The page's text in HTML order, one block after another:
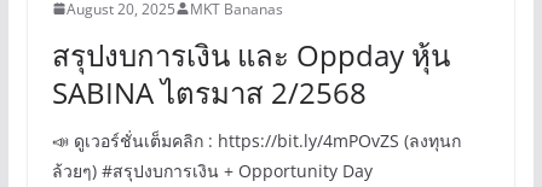
August 20, 2025 MKT Bananas
สรุปงบการเงิน และ Oppday หุ้น
SABINA ไตรมาส 2/2568
📣 ดูเวอร์ชั่นเต็มคลิก : https://bit.ly/4mPOvZS (ลงทุนก
ล้วยๆ) #สรุปงบการเงิน + Opportunity Day